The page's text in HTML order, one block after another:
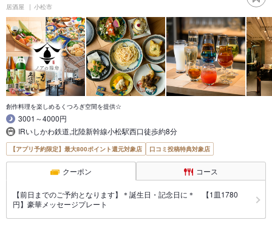
居酒屋 小松市
創作料理を楽しめるくつろぎ空間を提供☆
3001～4000円
IRいしかわ鉄道,北陸新幹線小松駅西口徒歩約8分
【アプリ予約限定】最大800ポイント還元対象店 口コミ投稿特典対象店
クーポン コース
【前日までのご予約となります】＊誕生日・記念日に＊ 【1皿1780
円】豪華メッセージプレート